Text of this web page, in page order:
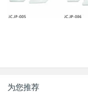
为您推荐